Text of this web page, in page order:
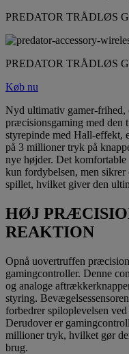
PREDATOR TRÅDLØS
PREDATOR TRÅDLØS
Køb nu
Nyd ultimativ gamer-frihed,
præcisionsgaming med den
styrepinde med Hall-effekt,
på 3 millioner tryk på
nye højder. Det
kun fordybelsen, men
spillet, hvilket giver den
HØJ
REAKTION
Opnå uovertruffen
gamingcontroller. Denne
og analoge
styring.
forbedrer spiloplevelsen
Derudover er
millioner tryk, hvilket gør
brug.